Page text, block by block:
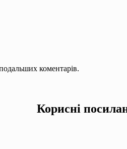
коментарів.
Корисні